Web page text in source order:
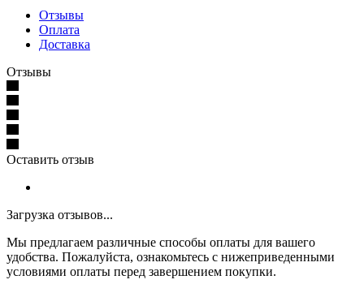
Отзывы
Оплата
Доставка
Отзывы
Оставить отзыв
Загрузка отзывов...
Мы предлагаем различные способы оплаты для вашего
удобства. Пожалуйста, ознакомьтесь с нижеприведенными
условиями оплаты перед завершением покупки.